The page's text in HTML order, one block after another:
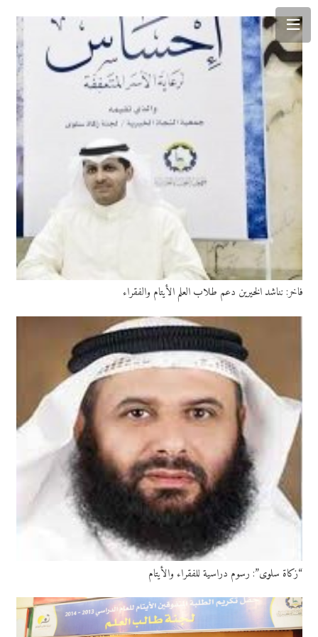
فاخر: نناشد الخيرين دعم طلاب العلم الأيتام والفقراء
“زكاة سلوى”: رسوم دراسية للفقراء والأيتام